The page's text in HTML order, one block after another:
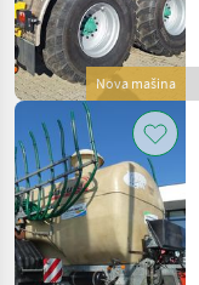
Nova mašina